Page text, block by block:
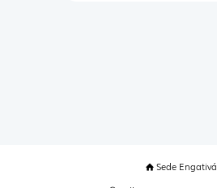
Sede Engativá